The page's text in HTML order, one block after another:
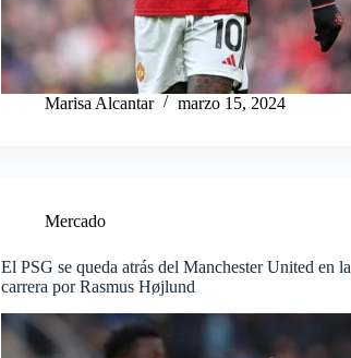
Marisa Alcantar marzo 15, 2024
Mercado
El PSG se queda atrás del Manchester United en la
carrera por Rasmus Højlund